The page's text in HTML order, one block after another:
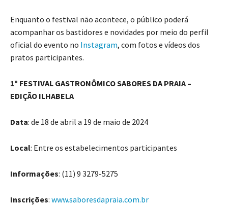
Enquanto o festival não acontece, o público poderá
acompanhar os bastidores e novidades por meio do perfil
oficial do evento no Instagram, com fotos e vídeos dos
pratos participantes.
1º FESTIVAL GASTRONÔMICO SABORES DA PRAIA –
EDIÇÃO ILHABELA
Data: de 18 de abril a 19 de maio de 2024
Local: Entre os estabelecimentos participantes
Informações: (11) 9 3279-5275
Inscrições: www.saboresdapraia.com.br